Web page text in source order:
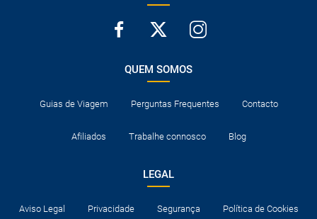
QUEM SOMOS
Guias de Viagem Perguntas Frequentes Contacto
Afiliados Trabalhe connosco Blog
LEGAL
Aviso Legal Privacidade Segurança Política de Cookies